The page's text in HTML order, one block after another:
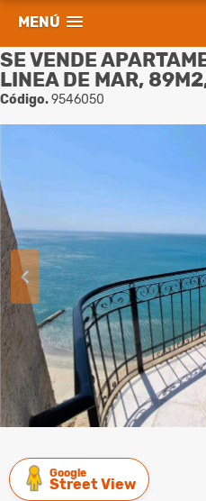
MENÚ
SE VENDE
LINEA DE MAR,
Código.9546050
Google
Street View